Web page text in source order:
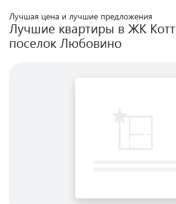
Лучшая цена и лучшие предложения
Лучшие квартиры в ЖК
поселок Любовино